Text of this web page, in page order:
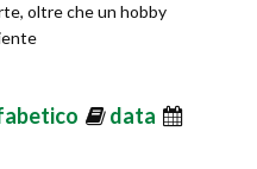
oltre che un hobby
data